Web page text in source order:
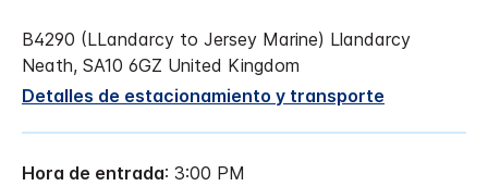
B4290 (LLandarcy to Jersey Marine) Llandarcy
Neath, SA10 6GZ United Kingdom
Detalles de estacionamiento y transporte
Hora de entrada: 3:00 PM